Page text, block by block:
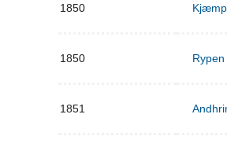
1850
1850
1851